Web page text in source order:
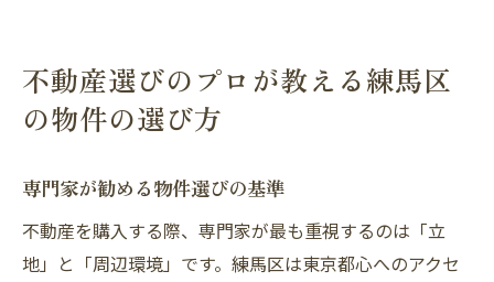
不動産選びのプロが教える練馬区
の物件の選び方
専門家が勧める物件選びの基準
不動産を購入する際、専門家が最も重視するのは「立
地」と「周辺環境」です。練馬区は東京都心へのアクセ